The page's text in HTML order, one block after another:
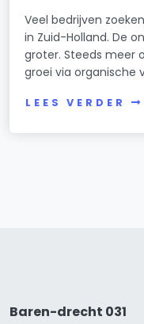
Veel bedrijven
in Zuid-Holland. De
groter. Steeds meer
groei via organische
LEES VERDER
Baren-drecht 031